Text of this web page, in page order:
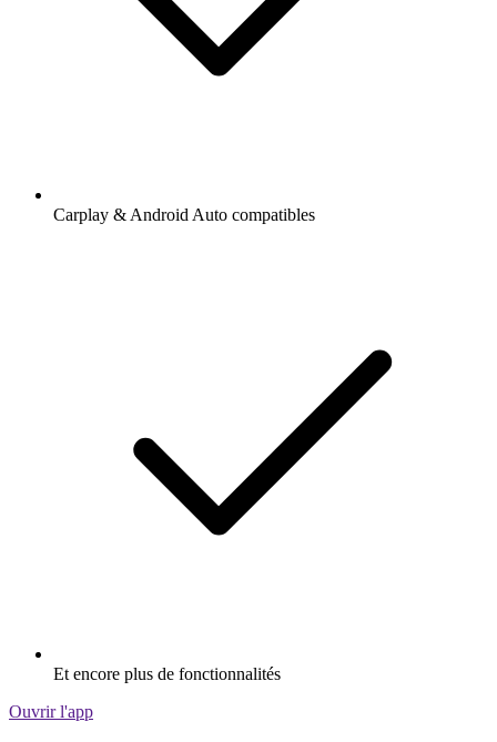
Carplay & Android Auto compatibles
Et encore plus de fonctionnalités
Ouvrir l'app